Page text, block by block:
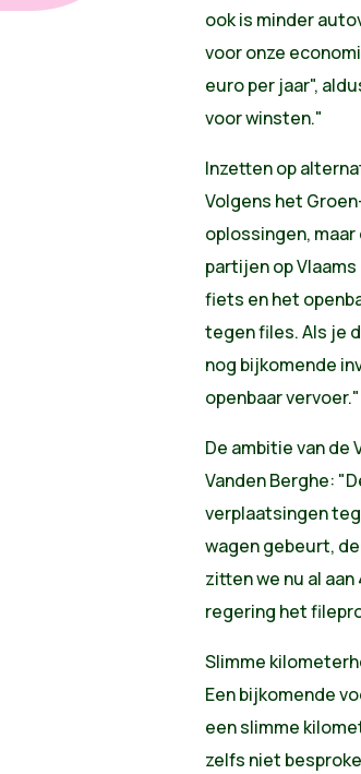
ook is minder
voor onze
euro per jaar",
voor winsten."
Inzetten op
Volgens het
oplossingen,
partijen op
fiets en het
tegen files. Als je
nog bijkomende
openbaar vervoer."
De ambitie van de
Vanden Berghe:
verplaatsingen
wagen gebeurt,
zitten we nu al
regering het
Slimme
Een bijkomende
een slimme
zelfs niet